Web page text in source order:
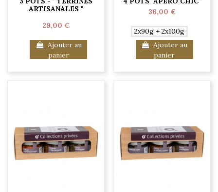
ARTISANALES "
29,00 €
Ajouter au
panier
36,00 €
2x90g + 2x100g
Ajouter au
panier